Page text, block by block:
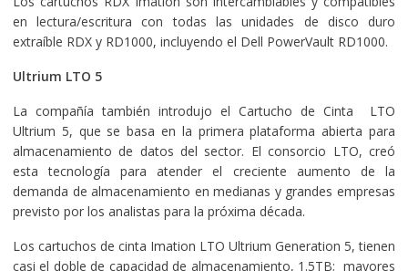
en lectura/escritura con todas las unidades de disco duro
extraíble RDX y RD1000, incluyendo el Dell PowerVault RD1000.
Ultrium LTO 5
La compañía también introdujo el Cartucho de Cinta LTO
Ultrium 5, que se basa en la primera plataforma abierta para
almacenamiento de datos del sector. El consorcio LTO, creó
esta tecnología para atender el creciente aumento de la
demanda de almacenamiento en medianas y grandes empresas
previsto por los analistas para la próxima década.
Los cartuchos de cinta Imation LTO Ultrium Generation 5, tienen
casi el doble de capacidad de almacenamiento, 1.5TB; mayores